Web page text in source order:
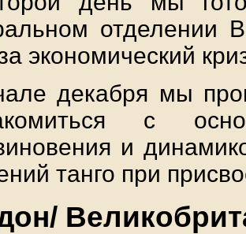
отделении
экономический
декабря мы
с
и
танго при